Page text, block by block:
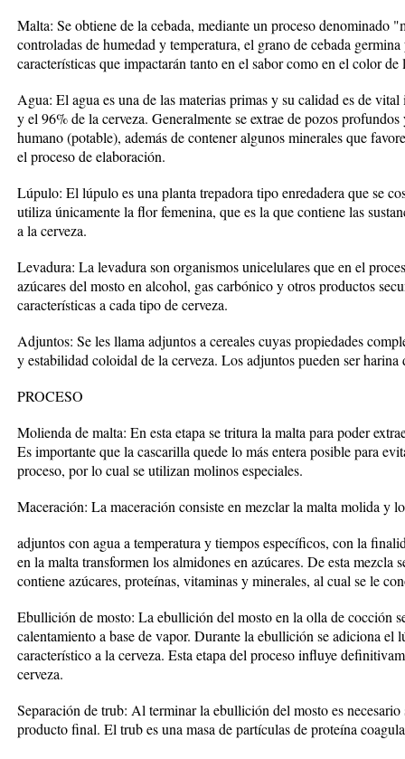
Malta: Se obtiene de la cebada, mediante un proceso denominado
controladas de humedad y temperatura, el grano de cebada
características que impactarán tanto en el sabor como en el color de
Agua: El agua es una de las materias primas y su calidad es de
y el 96% de la cerveza. Generalmente se extrae de pozos
humano (potable), además de contener algunos minerales que
el proceso de elaboración.
Lúpulo: El lúpulo es una planta trepadora tipo enredadera que se
utiliza únicamente la flor femenina, que es la que contiene las
a la cerveza.
Levadura: La levadura son organismos unicelulares que en el
azúcares del mosto en alcohol, gas carbónico y otros productos
características a cada tipo de cerveza.
Adjuntos: Se les llama adjuntos a cereales cuyas propiedades
y estabilidad coloidal de la cerveza. Los adjuntos pueden ser harina
PROCESO
Molienda de malta: En esta etapa se tritura la malta para poder
Es importante que la cascarilla quede lo más entera posible para
proceso, por lo cual se utilizan molinos especiales.
Maceración: La maceración consiste en mezclar la malta molida y
adjuntos con agua a temperatura y tiempos específicos, con la
en la malta transformen los almidones en azúcares. De esta
contiene azúcares, proteínas, vitaminas y minerales, al cual se le
Ebullición de mosto: La ebullición del mosto en la olla de cocción
calentamiento a base de vapor. Durante la ebullición se adiciona el
característico a la cerveza. Esta etapa del proceso influye
cerveza.
Separación de trub: Al terminar la ebullición del mosto es
producto final. El trub es una masa de partículas de proteína